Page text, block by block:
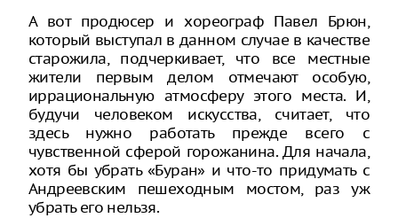
А вот продюсер и хореограф Павел Брюн,
который выступал в данном случае в качестве
старожила, подчеркивает, что все местные
жители первым делом отмечают особую,
иррациональную атмосферу этого места. И,
будучи человеком искусства, считает, что
здесь нужно работать прежде всего с
чувственной сферой горожанина. Для начала,
хотя бы убрать «Буран» и что-то придумать с
Андреевским пешеходным мостом, раз уж
убрать его нельзя.